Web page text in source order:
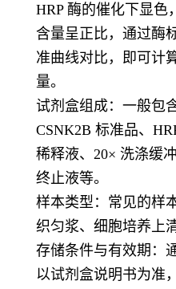
HRP 酶的催化下显色
含量呈正比，通过酶
准曲线对比，即可计
量。
试剂盒组成：一般包
CSNK2B 标准品、
稀释液、20× 洗涤缓
终止液等。
样本类型：常见的样
织匀浆、细胞培养上
存储条件与有效期：
以试剂盒说明书为准